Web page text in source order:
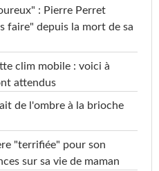
: Pierre Perret
faire" depuis la mort de sa
clim mobile : voici à
attendus
de l'ombre à la brioche
"terrifiée" pour son
sur sa vie de maman